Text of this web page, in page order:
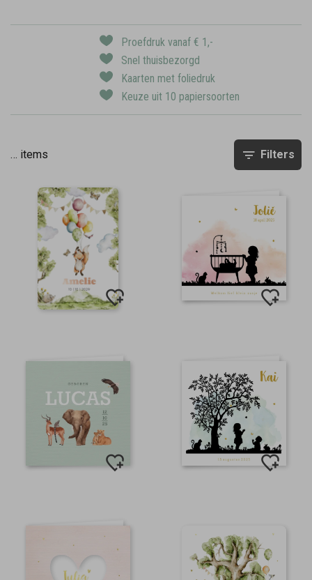
Proefdruk vanaf € 1,-
Snel thuisbezorgd
Kaarten met foliedruk
Keuze uit 10 papiersoorten
… items Filters